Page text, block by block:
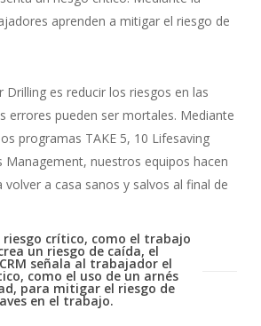
aprenden a mitigar el riesgo de
es reducir los riesgos en las
errores pueden ser mortales. Mediante
programas TAKE 5, 10 Lifesaving
Management, nuestros equipos hacen
a casa sanos y salvos al final de
riesgo crítico, como el trabajo
un riesgo de caída, el
señala al trabajador el
como el uso de un arnés
para mitigar el riesgo de
en el trabajo.